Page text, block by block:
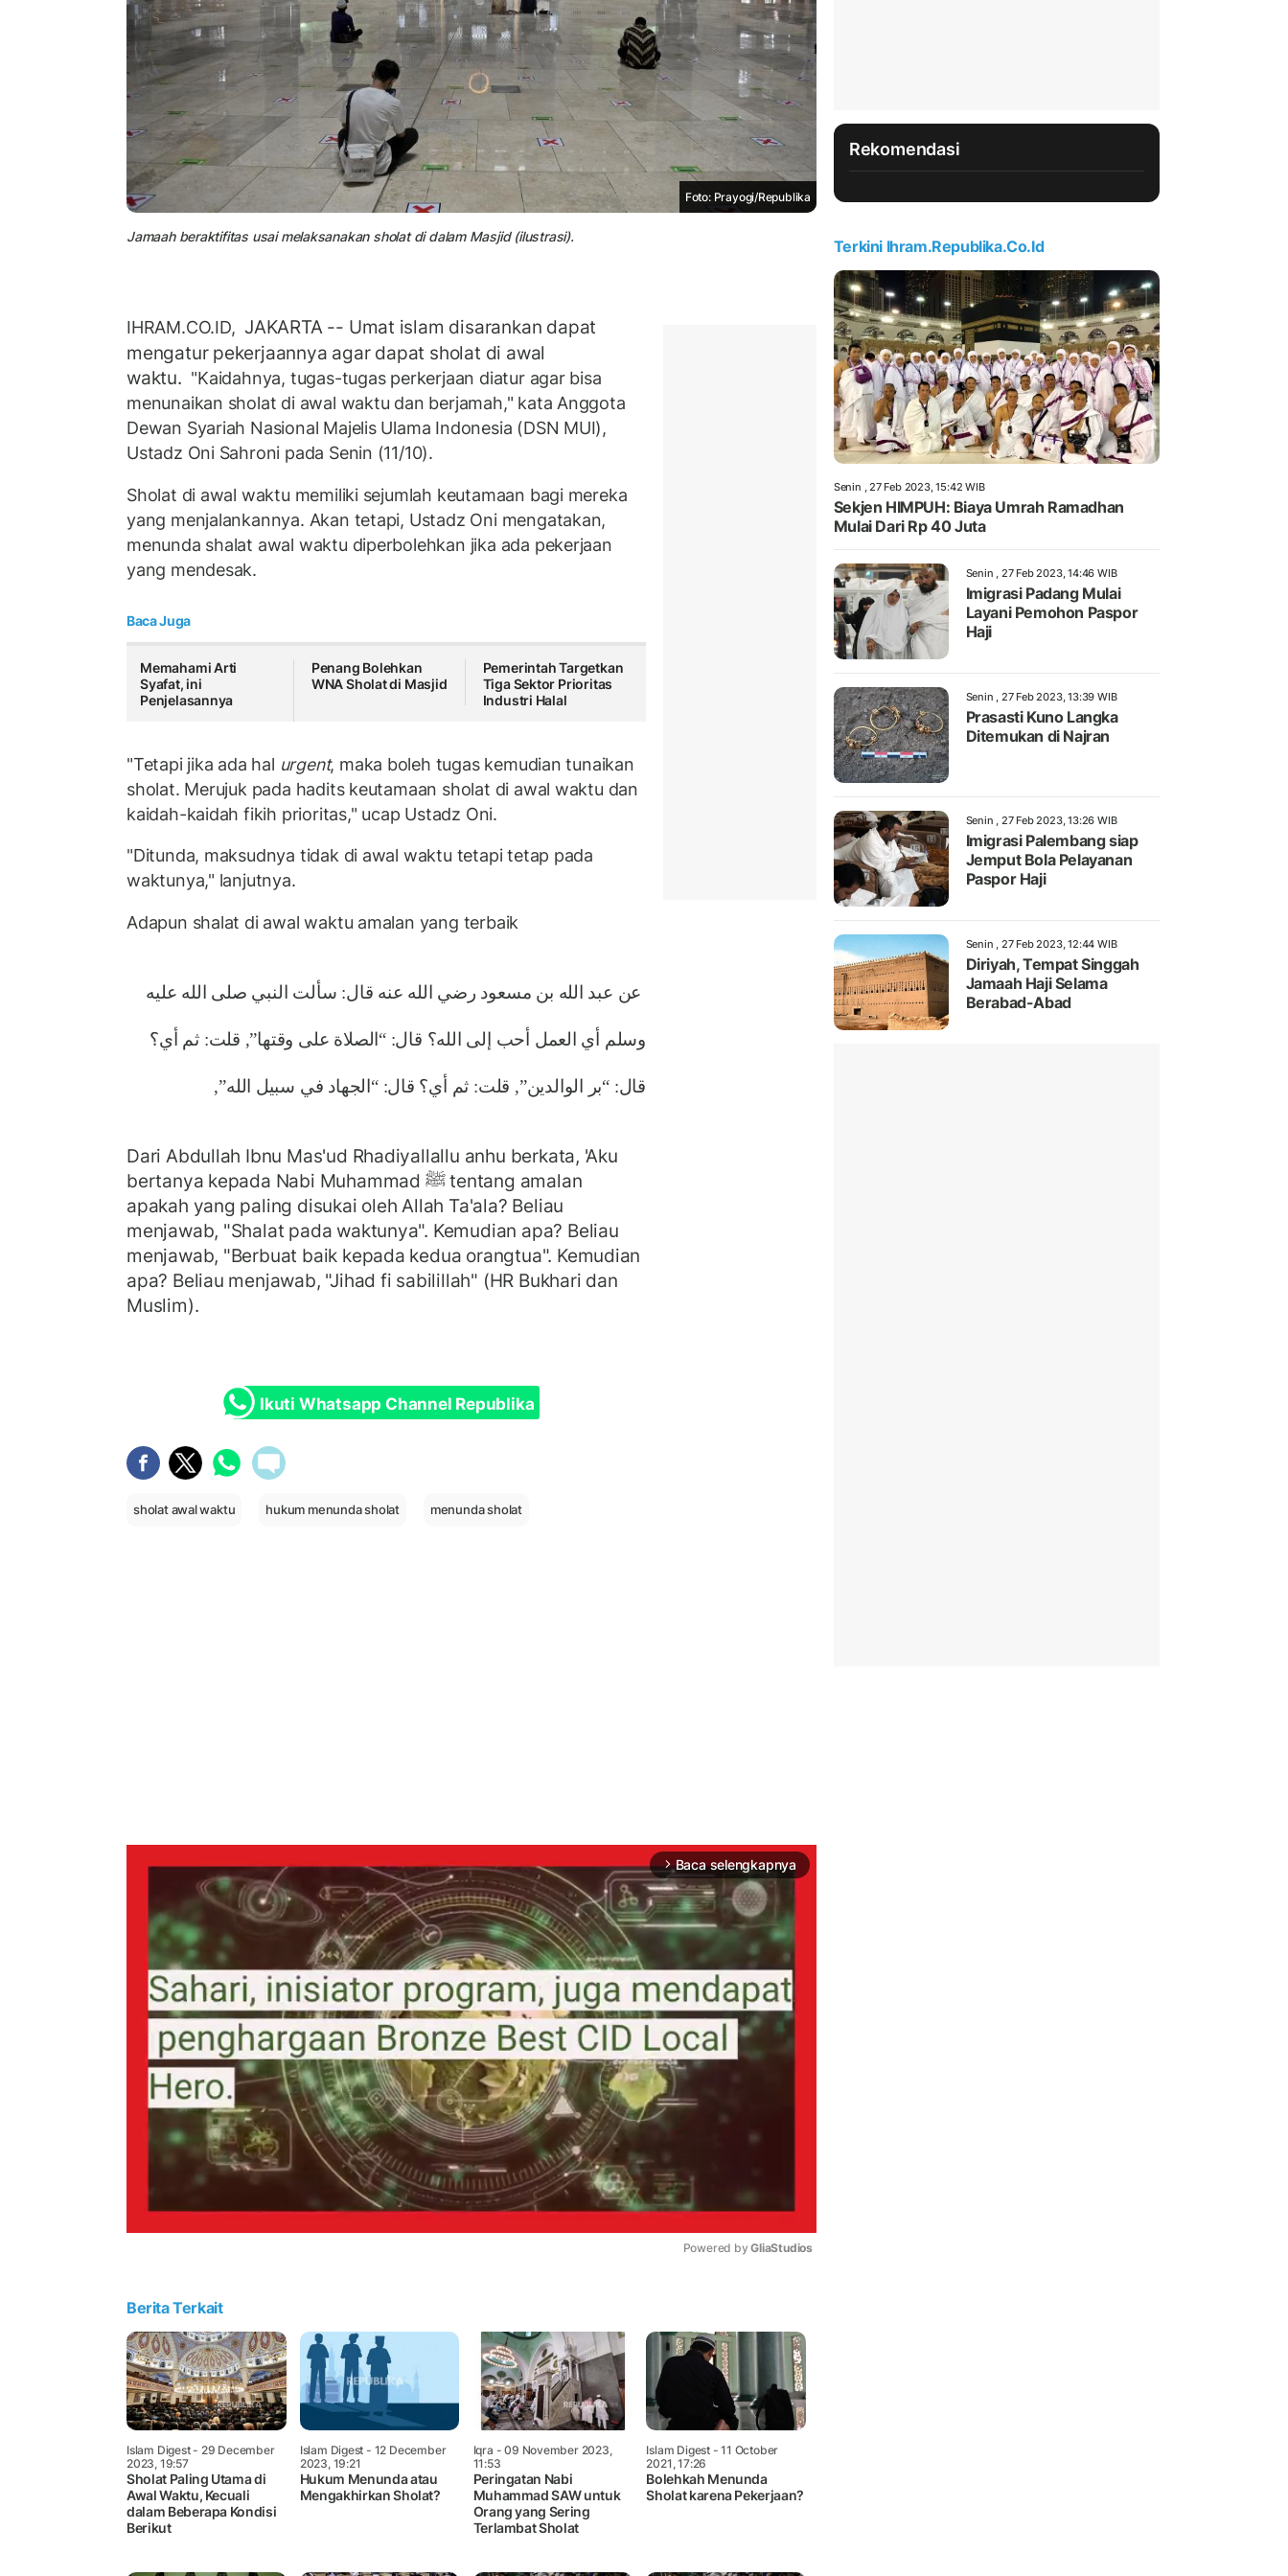
Foto: Prayogi/Republika
Jamaah beraktifitas usai melaksanakan sholat di dalam Masjid (ilustrasi).
IHRAM.CO.ID,JAKARTA -- Umat islam disarankan dapat
mengatur pekerjaannya agar dapat sholat di awal
waktu. "Kaidahnya, tugas-tugas perkerjaan diatur agar bisa
menunaikan sholat di awal waktu dan berjamah," kata Anggota
Dewan Syariah Nasional Majelis Ulama Indonesia (DSN MUI),
Ustadz Oni Sahroni pada Senin (11/10).
Sholat di awal waktu memiliki sejumlah keutamaan bagi mereka
yang menjalankannya. Akan tetapi, Ustadz Oni mengatakan,
menunda shalat awal waktu diperbolehkan jika ada pekerjaan
yang mendesak.
Baca Juga
Memahami Arti
Syafat, ini
Penjelasannya
Penang Bolehkan
WNA Sholat di Masjid
Pemerintah Targetkan
Tiga Sektor Prioritas
Industri Halal
"Tetapi jika ada hal urgent, maka boleh tugas kemudian tunaikan
sholat. Merujuk pada hadits keutamaan sholat di awal waktu dan
kaidah-kaidah fikih prioritas," ucap Ustadz Oni.
"Ditunda, maksudnya tidak di awal waktu tetapi tetap pada
waktunya," lanjutnya.
Adapun shalat di awal waktu amalan yang terbaik
عن عبد الله بن مسعود رضي الله عنه قال: سألت النبي صلى الله عليه
وسلم أي العمل أحب إلى الله؟ قال: “الصلاة على وقتها”, قلت: ثم أي؟
قال: “بر الوالدين”, قلت: ثم أي؟ قال: “الجهاد في سبيل الله”,
Dari Abdullah Ibnu Mas'ud Rhadiyallallu anhu berkata, 'Aku
bertanya kepada Nabi Muhammad ﷺ tentang amalan
apakah yang paling disukai oleh Allah Ta'ala? Beliau
menjawab, "Shalat pada waktunya". Kemudian apa? Beliau
menjawab, "Berbuat baik kepada kedua orangtua". Kemudian
apa? Beliau menjawab, "Jihad fi sabilillah" (HR Bukhari dan
Muslim).
Ikuti Whatsapp Channel Republika
sholat awal waktu hukum menunda sholat menunda sholat
arrow_forward_ios Baca selengkapnya
Powered by GliaStudios
Berita Terkait
Islam Digest- 29 December
2023, 19:57
Sholat Paling Utama di
Awal Waktu, Kecuali
dalam Beberapa Kondisi
Berikut
Islam Digest - 12 December
2023, 19:21
Hukum Menunda atau
Mengakhirkan Sholat?
Iqra - 09 November 2023,
11:53
Peringatan Nabi
Muhammad SAW untuk
Orang yang Sering
Terlambat Sholat
Islam Digest- 11 October
2021, 17:26
Bolehkah Menunda
Sholat karena Pekerjaan?
Rekomendasi
Terkini Ihram.republika.co.id
Senin , 27 Feb 2023, 15:42 WIB
Sekjen HIMPUH: Biaya Umrah Ramadhan
Mulai Dari Rp 40 Juta
Senin , 27 Feb 2023, 14:46 WIB
Imigrasi Padang Mulai
Layani Pemohon Paspor
Haji
Senin , 27 Feb 2023, 13:39 WIB
Prasasti Kuno Langka
Ditemukan di Najran
Senin , 27 Feb 2023, 13:26 WIB
Imigrasi Palembang siap
Jemput Bola Pelayanan
Paspor Haji
Senin , 27 Feb 2023, 12:44 WIB
Diriyah, Tempat Singgah
Jamaah Haji Selama
Berabad-Abad